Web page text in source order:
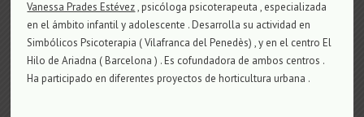
Vanessa Prades Estévez, psicóloga psicoterapeuta , especializada
en el ámbito infantil y adolescente . Desarrolla su actividad en
Simbólicos Psicoterapia ( Vilafranca del Penedès) , y en el centro El
Hilo de Ariadna ( Barcelona ) . Es cofundadora de ambos centros .
Ha participado en diferentes proyectos de horticultura urbana .